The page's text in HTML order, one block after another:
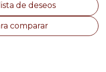
comparar
de deseos